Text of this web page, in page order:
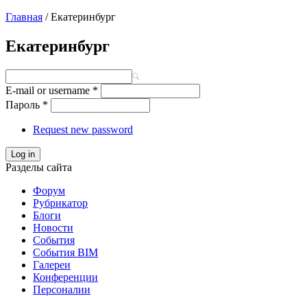
Главная / Екатеринбург
Екатеринбург
E-mail or username *
Пароль *
Request new password
Log in
Разделы сайта
Форум
Рубрикатор
Блоги
Новости
События
События BIM
Галереи
Конференции
Персоналии